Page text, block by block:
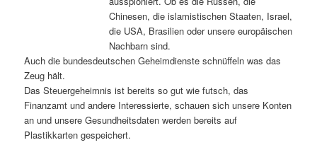
Chinesen, die islamistischen Staaten, Israel,
die USA, Brasilien oder unsere europäischen
Nachbarn sind.
Auch die bundesdeutschen Geheimdienste schnüffeln was das
Zeug hält.
Das Steuergeheimnis ist bereits so gut wie futsch, das
Finanzamt und andere Interessierte, schauen sich unsere Konten
an und unsere Gesundheitsdaten werden bereits auf
Plastikkarten gespeichert.